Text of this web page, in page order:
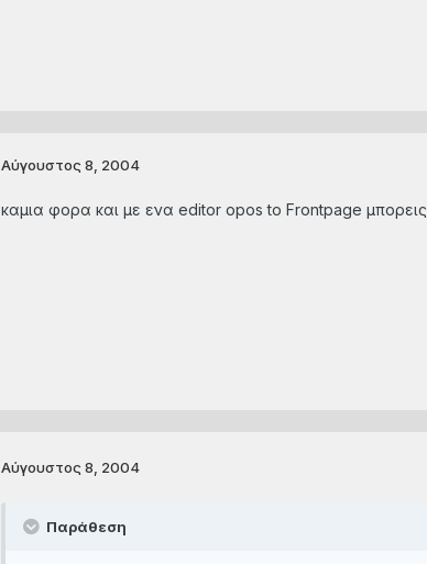
Αύγουστος 8, 2004
καμια φορα και με ενα editor opos to Frontpage μπορεις
Αύγουστος 8, 2004
Παράθεση